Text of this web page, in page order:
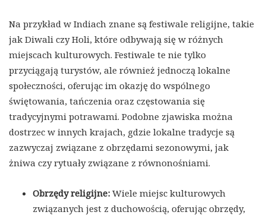
Na przykład w Indiach znane są festiwale religijne, takie
jak Diwali czy Holi, które odbywają się w różnych
miejscach kulturowych. Festiwale te nie tylko
przyciągają turystów, ale również jednoczą lokalne
społeczności, oferując im okazję do wspólnego
świętowania, tańczenia oraz częstowania się
tradycyjnymi potrawami. Podobne zjawiska można
dostrzec w innych krajach, gdzie lokalne tradycje są
zazwyczaj związane z obrzędami sezonowymi, jak
żniwa czy rytuały związane z równonośniami.
Obrzędy religijne: Wiele miejsc kulturowych
związanych jest z duchowością, oferując obrzędy,